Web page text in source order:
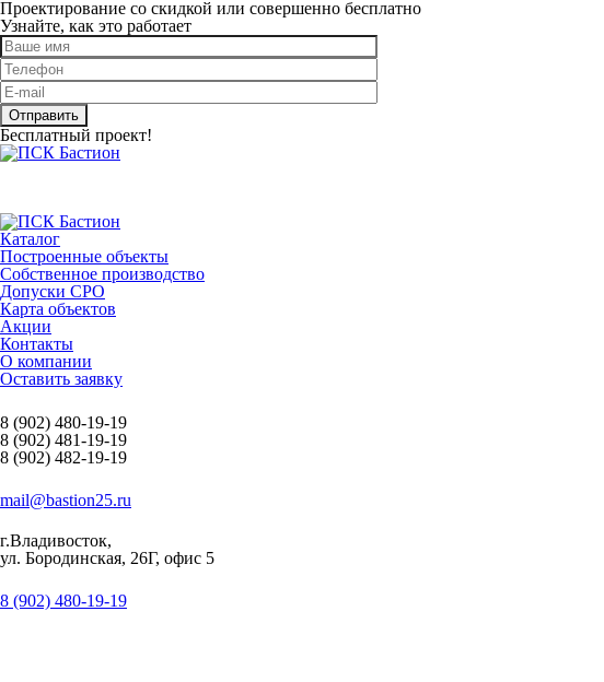
Проектирование со скидкой или совершенно бесплатно
Узнайте, как это работает
это поле пустым.
Бесплатный проект!
Каталог
Построенные объекты
Собственное производство
Допуски СРО
Карта объектов
Акции
Контакты
О компании
Оставить заявку
8 (902) 480-19-19
8 (902) 481-19-19
8 (902) 482-19-19
mail@bastion25.ru
г.Владивосток,
ул. Бородинская, 26Г, офис 5
8 (902) 480-19-19